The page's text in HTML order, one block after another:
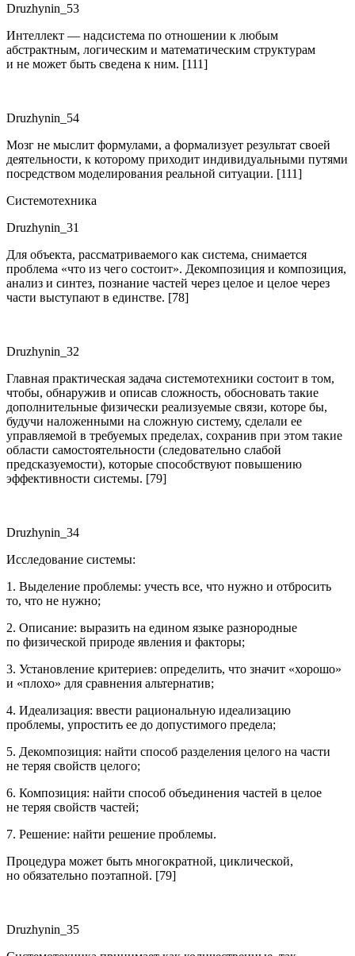
Druzhynin_53
Интеллект — надсистема по отношении к любым
абстрактным, логическим и математическим структурам
и не может быть сведена к ним. [111]
Druzhynin_54
Мозг не мыслит формулами, а формализует результат своей
деятельности, к которому приходит индивидуальными путями
посредством моделирования реальной ситуации. [111]
Системотехника
Druzhynin_31
Для объекта, рассматриваемого как система, снимается
проблема «что из чего состоит». Декомпозиция и композиция,
анализ и синтез, познание частей через целое и целое через
части выступают в единстве. [78]
Druzhynin_32
Главная практическая задача системотехники состоит в том,
чтобы, обнаружив и описав сложность, обосновать такие
дополнительные физически реализуемые связи, которе бы,
будучи наложенными на сложную систему, сделали ее
управляемой в требуемых пределах, сохранив при этом такие
области самостоятельности (следовательно слабой
предсказуемости), которые способствуют повышению
эффективности системы. [79]
Druzhynin_34
Исследование системы:
1. Выделение проблемы: учесть все, что нужно и отбросить
то, что не нужно;
2. Описание: выразить на едином языке разнородные
по физической природе явления и факторы;
3. Установление критериев: определить, что значит «хорошо»
и «плохо» для сравнения альтернатив;
4. Идеализация: ввести рациональную идеализацию
проблемы, упростить ее до допустимого предела;
5. Декомпозиция: найти способ разделения целого на части
не теряя свойств целого;
6. Композиция: найти способ объединения частей в целое
не теряя свойств частей;
7. Решение: найти решение проблемы.
Процедура может быть многократной, циклической,
но обязательно поэтапной. [79]
Druzhynin_35